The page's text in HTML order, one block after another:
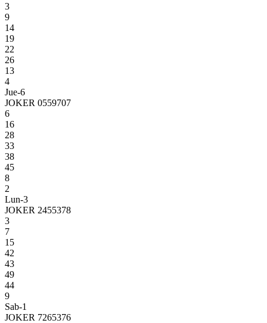
3
9
14
19
22
26
13
4
Jue-6
JOKER 0559707
6
16
28
33
38
45
8
2
Lun-3
JOKER 2455378
3
7
15
42
43
49
44
9
Sab-1
JOKER 7265376